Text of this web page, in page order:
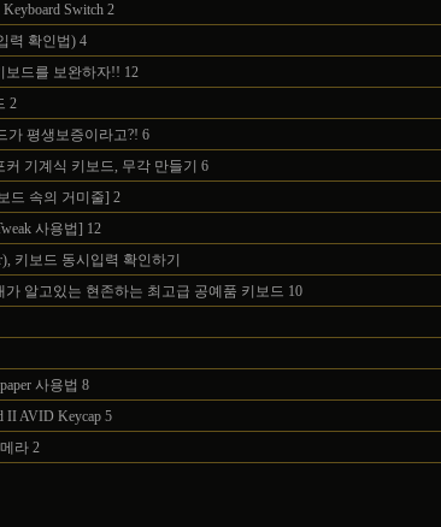
Switch 2
력 확인법) 4
보드를 보완하자!! 12
2
가 평생보증이라고?! 6
기계식 키보드, 무각 만들기 6
드 속의 거미줄] 2
사용법] 12
키보드 동시입력 확인하기
가 알고있는 현존하는 최고급 공예품 키보드 10
사용법 8
II AVID Keycap 5
라 2